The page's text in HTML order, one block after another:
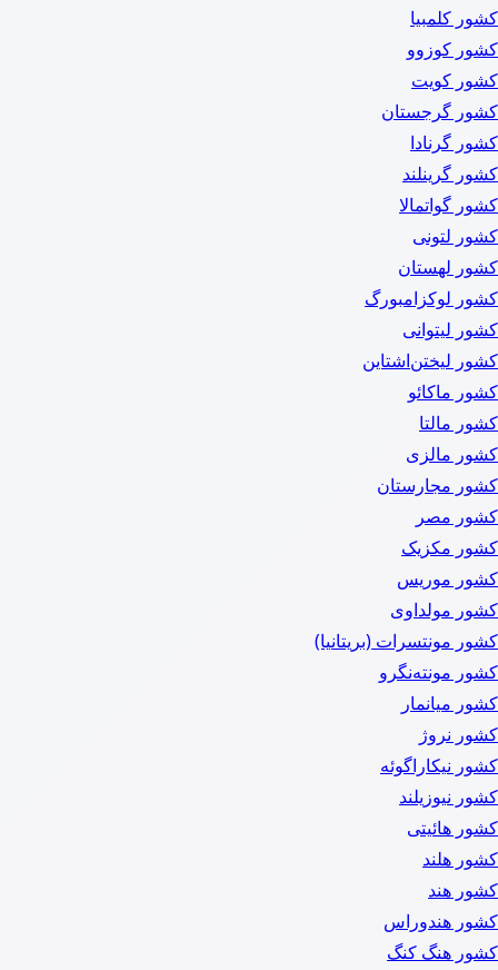
کشور کلمبیا
کشور کوزوو
کشور کویت
کشور گرجستان
کشور گرنادا
کشور گرینلند
کشور گواتمالا
کشور لتونی
کشور لهستان
کشور لوکزامبورگ
کشور لیتوانی
کشور لیختن‌اشتاین
کشور ماکائو
کشور مالتا
کشور مالزی
کشور مجارستان
کشور مصر
کشور مکزیک
کشور موریس
کشور مولداوی
کشور مونتسرات (بریتانیا)
کشور مونته‌نگرو
کشور میانمار
کشور نروژ
کشور نیکاراگوئه
کشور نیوزیلند
کشور هائیتی
کشور هلند
کشور هند
کشور هندوراس
کشور هنگ کنگ